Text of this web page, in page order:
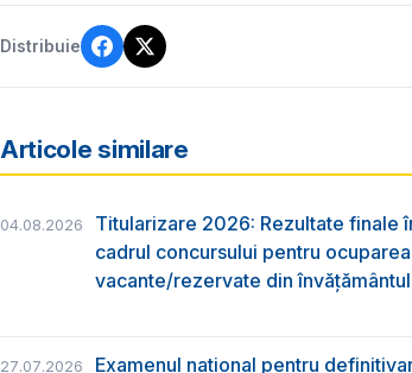
Distribuie
Articole similare
04.08.2026
Titularizare 2026: Rezultate finale
cadrul concursului pentru
vacante/rezervate din
27.07.2026
Examenul național pentru